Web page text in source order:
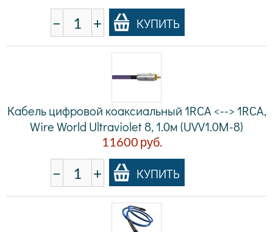
− + КУПИТЬ
Кабель цифровой коаксиальный 1RCA <--> 1RCA,
Wire World Ultraviolet 8, 1.0м (UVV1.0M-8)
11600 руб.
− + КУПИТЬ